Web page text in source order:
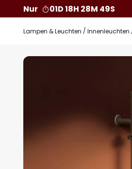
Nur
01D 18H 28M 48S
Lampen & Leuchten Innenleuchten
Zum